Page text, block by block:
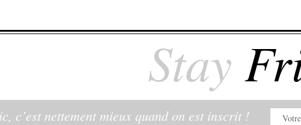
Stay
c’est nettement mieux quand on est inscrit !